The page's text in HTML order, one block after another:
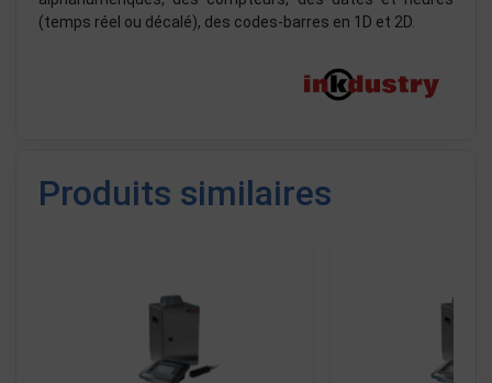
(temps réel ou décalé), des codes-barres en 1D et 2D.
Produits similaires